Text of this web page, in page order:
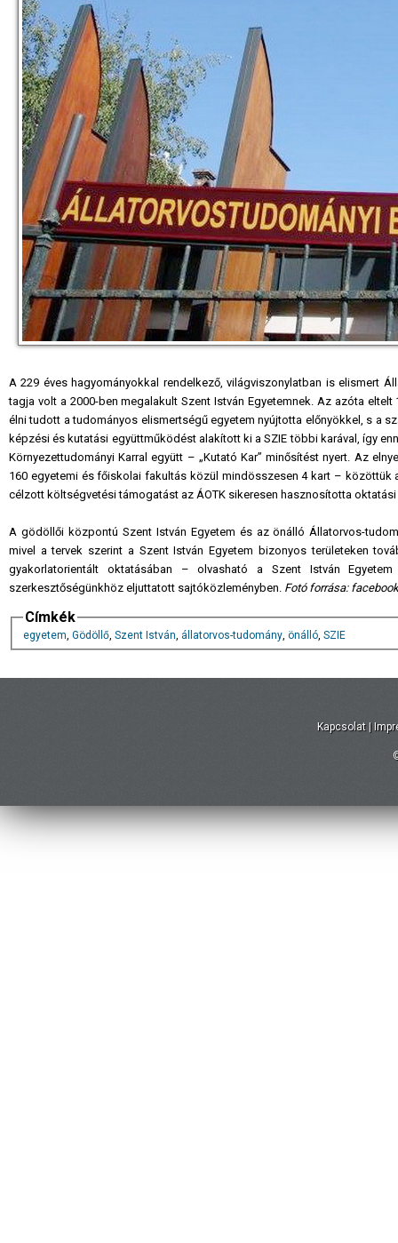
A 229 éves hagyományokkal rendelkező, világviszonylatban is elismert
tagja volt a 2000-ben megalakult Szent István Egyetemnek. Az azóta
élni tudott a tudományos elismertségű egyetem nyújtotta előnyökkel, s a
képzési és kutatási együttműködést alakított ki a SZIE többi karával, így
Környezettudományi Karral együtt – „Kutató Kar” minősítést nyert. Az
160 egyetemi és főiskolai fakultás közül mindösszesen 4 kart – közöttük
célzott költségvetési támogatást az ÁOTK sikeresen hasznosította
A gödöllői központú Szent István Egyetem és az önálló Állatorvos-
mivel a tervek szerint a Szent István Egyetem bizonyos területeken
gyakorlatorientált oktatásában – olvasható a Szent István
szerkesztőségünkhöz eljuttatott sajtóközleményben. Fotó forrása: facebook
Címkék
egyetem, Gödöllő, Szent István, állatorvos-tudomány, önálló, SZIE
Kapcsolat |